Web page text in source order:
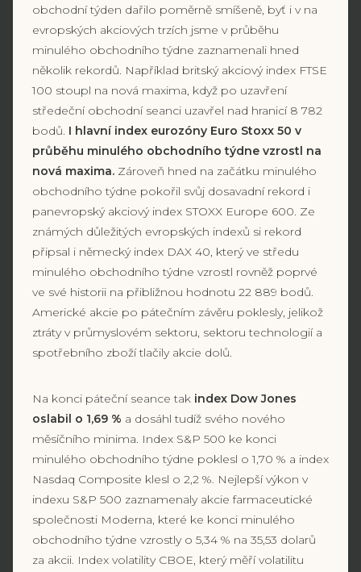
obchodní týden dařilo poměrně smíšeně, byť i v na
evropských akciových trzích jsme v průběhu
minulého obchodního týdne zaznamenali hned
několik rekordů. Například britský akciový index FTSE
100 stoupl na nová maxima, když po uzavření
středeční obchodní seanci uzavřel nad hranicí 8 782
bodů. I hlavní index eurozóny Euro Stoxx 50 v
průběhu minulého obchodního týdne vzrostl na
nová maxima. Zároveň hned na začátku minulého
obchodního týdne pokořil svůj dosavadní rekord i
panevropský akciový index STOXX Europe 600. Ze
známých důležitých evropských indexů si rekord
připsal i německý index DAX 40, který ve středu
minulého obchodního týdne vzrostl rovněž poprvé
ve své historii na přibližnou hodnotu 22 889 bodů.
Americké akcie po pátečním závěru poklesly, jelikož
ztráty v průmyslovém sektoru, sektoru technologií a
spotřebního zboží tlačily akcie dolů.
Na konci páteční seance tak index Dow Jones
oslabil o 1,69 % a dosáhl tudíž svého nového
měsíčního minima. Index S&P 500 ke konci
minulého obchodního týdne poklesl o 1,70 % a index
Nasdaq Composite klesl o 2,2 %. Nejlepší výkon v
indexu S&P 500 zaznamenaly akcie farmaceutické
společnosti Moderna, které ke konci minulého
obchodního týdne vzrostly o 5,34 % na 35,53 dolarů
za akcii. Index volatility CBOE, který měří volatilitu